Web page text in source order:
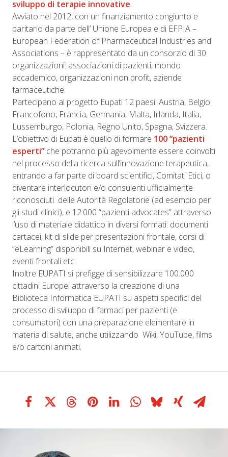
sviluppo di terapie innovative.
Avviato nel 2012, con un finanziamento congiunto e
paritario da parte dell’ Unione Europea e di EFPIA –
European Federation of Pharmaceutical Industries and
Associations – è rappresentato da un consorzio di 30
organizzazioni: associazioni di pazienti, mondo
accademico, organizzazioni non profit, aziende
farmaceutiche.
Partecipano al progetto Eupati 12 paesi: Austria, Belgio
Francofono, Francia, Germania, Malta, Irlanda, Italia,
Lussemburgo, Polonia, Regno Unito, Spagna, Svizzera.
L’obiettivo di Eupati è quello di formare 100 “pazienti
esperti” che potranno più agevolmente essere coinvolti
nel processo della ricerca sull’innovazione terapeutica,
entrando a far parte di board scientifici, Comitati Etici, o
diventare interlocutori e/o consulenti ufficialmente
riconosciuti delle Autorità Regolatorie (ad esempio per
gli studi clinici), e 12.000 “pazienti advocates” attraverso
l’uso di materiale didattico in diversi formati: documenti
cartacei, kit di slide per presentazioni frontale, corsi di
“eLearning” disponibili su Internet, webinar e video,
eventi frontali etc.
Inoltre EUPATI si prefigge di sensibilizzare 100.000
cittadini Europei attraverso la creazione di una
Biblioteca Informatica EUPATI su aspetti specifici del
processo di sviluppo di farmaci per pazienti (e
consumatori) con una preparazione elementare in
materia di salute, anche utilizzando Wiki, YouTube, films
e/o cartoni animati.